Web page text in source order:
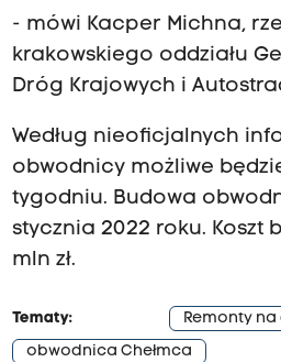
- mówi Kacper Michna,
krakowskiego oddziału
Dróg Krajowych i
Według nieoficjalnych
obwodnicy możliwe
tygodniu. Budowa
stycznia 2022 roku. Koszt
mln zł.
Tematy:
Remonty
obwodnica Chełmca